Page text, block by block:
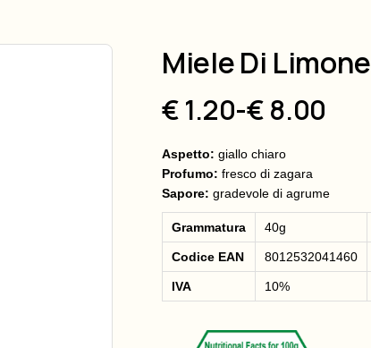
Caramelle & Gelatine
Miele Di Limone
€ 1.20-€ 8.00
Fascia
di
prezzo:
da
€
1.20
a
€
8.00
Aspetto: giallo chiaro
Profumo: fresco di zagara
Sapore: gradevole di agrume
Grammatura 40g
Codice EAN 8012532041460
IVA 10%